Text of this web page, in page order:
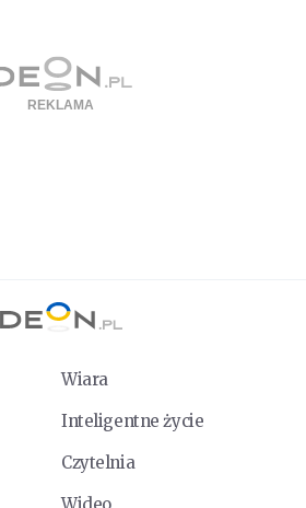
Wiara
Inteligentne życie
Czytelnia